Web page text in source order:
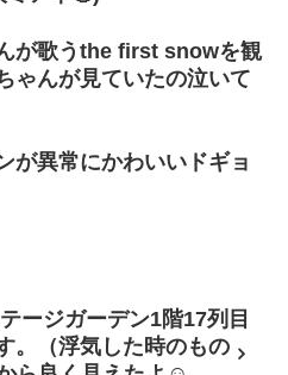
が歌うthe first snowを観
ゃんが見ていたの泣いて
が異常にかわいいドギョ
ージガーデン1階17列目
。（浮気した時のもの
ら良く見えたよ☺